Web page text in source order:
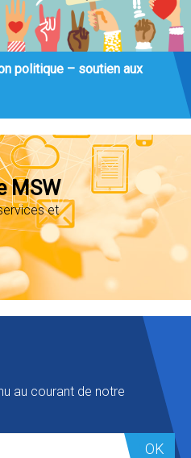
politique – soutien aux
MSW
et
au courant de notre
OK